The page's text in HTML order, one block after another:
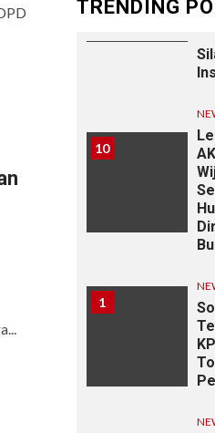
TRENDING
10
1